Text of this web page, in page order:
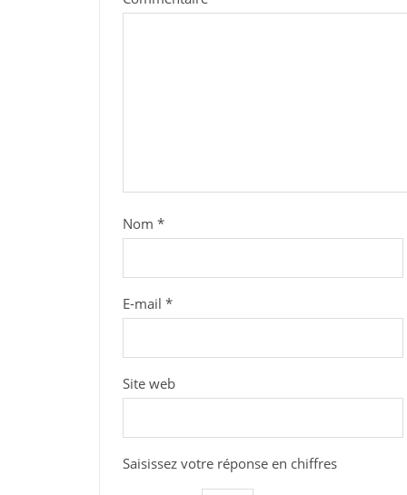
Nom *
E-mail *
Site web
Saisissez votre réponse en chiffres